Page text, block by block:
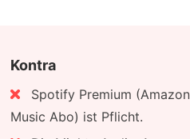
Kontra
Spotify Premium (Amazon
Music Abo) ist Pflicht.